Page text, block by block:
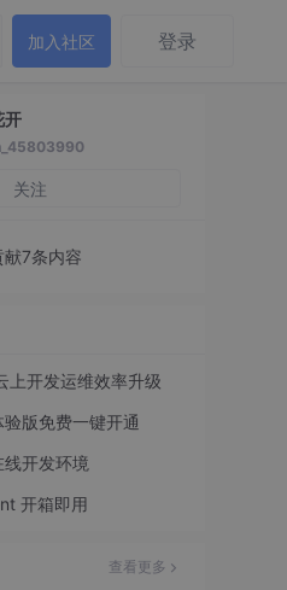
加入社区 登录
开
关注
献7条内容
上开发运维效率升级
版免费一键开通
开发环境
开箱即用
查看更多